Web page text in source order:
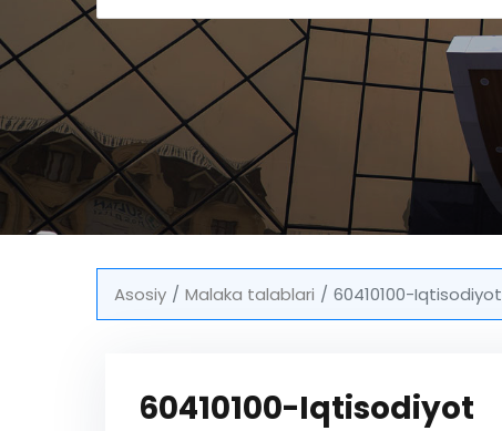
Asosiy Malaka talablari 60410100-Iqtisodiyot
60410100-Iqtisodiyot